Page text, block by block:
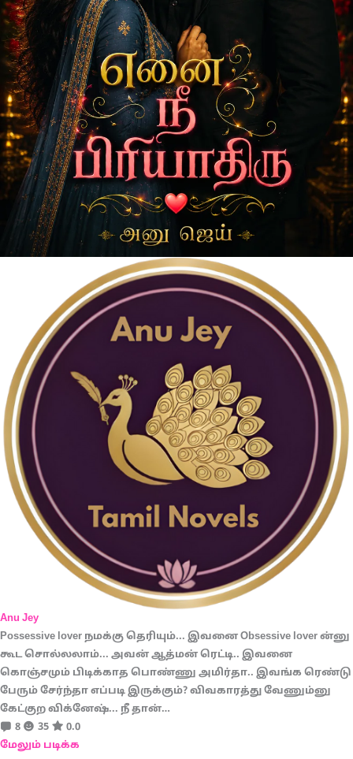
Anu Jey
Possessive lover நமக்கு தெரியும்... இவனை Obsessive lover ன்னு
கூட சொல்லலாம்... அவன் ஆத்மன் ரெட்டி.. இவனை
கொஞ்சமும் பிடிக்காத பொண்ணு அமிர்தா.. இவங்க ரெண்டு
பேரும் சேர்ந்தா எப்படி இருக்கும்? விவகாரத்து வேணும்னு
கேட்குற விக்னேஷ்... நீ தான்…
8
35
0.0
மேலும் படிக்க